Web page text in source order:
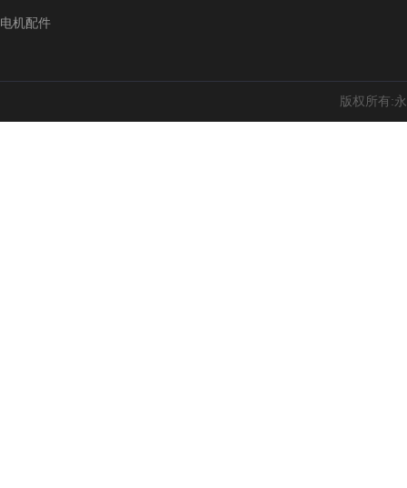
电机配件
版权所有: